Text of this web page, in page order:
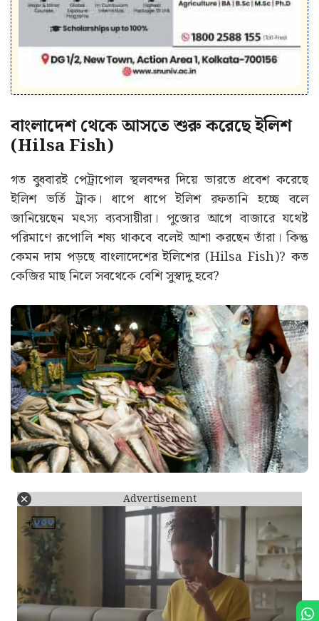
বাংলাদেশ থেকে আসতে শুরু করেছে ইলিশ
(Hilsa Fish)
গত বুধবারই পেট্রাপোল স্থলবন্দর দিয়ে ভারতে প্রবেশ করেছে
ইলিশ ভর্তি ট্রাক। ধাপে ধাপে ইলিশ রফতানি হচ্ছে বলে
জানিয়েছেন মৎস্য ব্যবসায়ীরা। পুজোর আগে বাজারে যথেষ্ট
পরিমাণে রূপোলি শষ্য থাকবে বলেই আশা করছেন তাঁরা। কিন্তু
কেমন দাম পড়ছে বাংলাদেশের ইলিশের (Hilsa Fish)? কত
কেজির মাছ নিলে সবথেকে বেশি সুস্বাদু হবে?
Advertisement